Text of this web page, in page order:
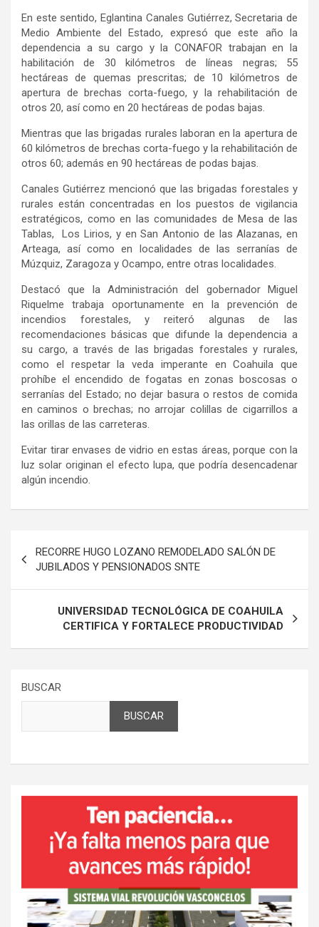
En este sentido, Eglantina Canales Gutiérrez, Secretaria de
Medio Ambiente del Estado, expresó que este año la
dependencia a su cargo y la CONAFOR trabajan en la
habilitación de 30 kilómetros de líneas negras; 55
hectáreas de quemas prescritas; de 10 kilómetros de
apertura de brechas corta-fuego, y la rehabilitación de
otros 20, así como en 20 hectáreas de podas bajas.
Mientras que las brigadas rurales laboran en la apertura de
60 kilómetros de brechas corta-fuego y la rehabilitación de
otros 60; además en 90 hectáreas de podas bajas.
Canales Gutiérrez mencionó que las brigadas forestales y
rurales están concentradas en los puestos de vigilancia
estratégicos, como en las comunidades de Mesa de las
Tablas, Los Lirios, y en San Antonio de las Alazanas, en
Arteaga, así como en localidades de las serranías de
Múzquiz, Zaragoza y Ocampo, entre otras localidades.
Destacó que la Administración del gobernador Miguel
Riquelme trabaja oportunamente en la prevención de
incendios forestales, y reiteró algunas de las
recomendaciones básicas que difunde la dependencia a
su cargo, a través de las brigadas forestales y rurales,
como el respetar la veda imperante en Coahuila que
prohíbe el encendido de fogatas en zonas boscosas o
serranías del Estado; no dejar basura o restos de comida
en caminos o brechas; no arrojar colillas de cigarrillos a
las orillas de las carreteras.
Evitar tirar envases de vidrio en estas áreas, porque con la
luz solar originan el efecto lupa, que podría desencadenar
algún incendio.
de
entradas
RECORRE HUGO LOZANO REMODELADO SALÓN DE
JUBILADOS Y PENSIONADOS SNTE
UNIVERSIDAD TECNOLÓGICA DE COAHUILA
CERTIFICA Y FORTALECE PRODUCTIVIDAD
BUSCAR
BUSCAR